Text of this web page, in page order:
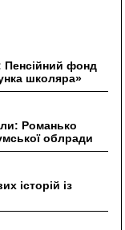
Пенсійний фонд
школяра»
Романько
облради
історій із